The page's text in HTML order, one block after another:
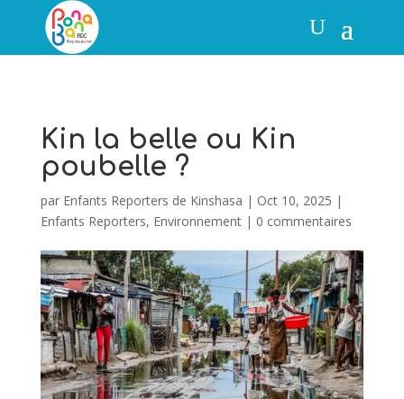
Kin la belle ou Kin
poubelle ?
par Enfants Reporters de Kinshasa | Oct 10, 2025 |
Enfants Reporters, Environnement| 0 commentaires